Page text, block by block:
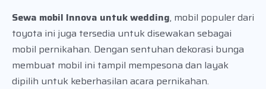
Sewa mobil Innova untuk wedding, mobil populer dari
toyota ini juga tersedia untuk disewakan sebagai
mobil pernikahan. Dengan sentuhan dekorasi bunga
membuat mobil ini tampil mempesona dan layak
dipilih untuk keberhasilan acara pernikahan.